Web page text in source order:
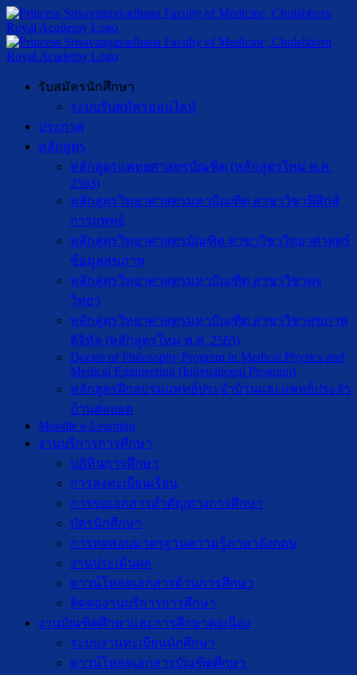
รับสมัครนักศึกษา
ระบบรับสมัครออนไลน์
ประกาศ
หลักสูตร
หลักสูตรแพทยศาสตรบัณฑิต (หลักสูตรใหม่ พ.ศ.
2563)
หลักสูตรวิทยาศาสตรมหาบัณฑิต สาขาวิชาฟิสิกส์
การแพทย์
หลักสูตรวิทยาศาสตรบัณฑิต สาขาวิชาวิทยาศาสตร์
ข้อมูลสุขภาพ
หลักสูตรวิทยาศาสตรมหาบัณฑิต สาขาวิชาตจ
วิทยา
หลักสูตรวิทยาศาสตรมหาบัณฑิต สาขาวิชาสุขภาพ
ดิจิทัล (หลักสูตรใหม่ พ.ศ. 2565)
Doctor of Philosophy Program in Medical Physics and
Medical Engineering (International Program)
หลักสูตรฝึกอบรมแพทย์ประจำบ้านและแพทย์ประจำ
บ้านต่อยอด
Moodle e-Learning
งานบริการการศึกษา
ปฎิทินการศึกษา
การลงทะเบียนเรียน
การขอเอกสารสำคัญทางการศึกษา
บัตรนักศึกษา
การทดสอบมาตรฐานความรู้ภาษาอังกฤษ
งานประเมินผล
ดาวน์โหลดเอกสารด้านการศึกษา
ติดต่องานบริการการศึกษา
งานบัณฑิตศึกษาเเละการศึกษาต่อเนื่อง
ระบบงานทะเบียนนักศึกษา
ดาวน์โหลดเอกสารบัณฑิตศึกษา